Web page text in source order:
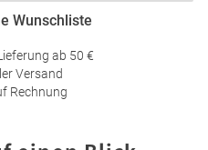
Wunschliste
ab 50 €
Versand
Rechnung